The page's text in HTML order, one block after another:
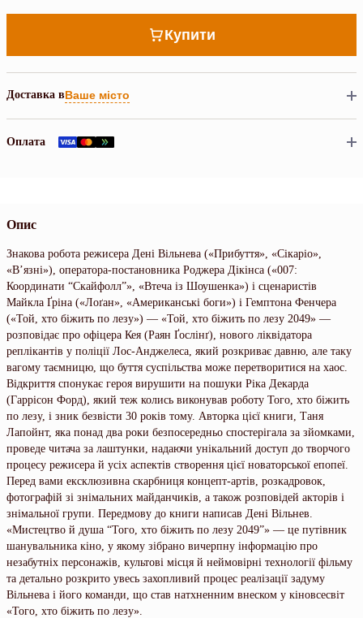
Купити
Доставка вВаше місто
Оплата
Опис
Знакова робота режисера Дені Вільнева («Прибуття», «Сікаріо»,
«В’язні»), оператора-постановника Роджера Дікінса («007:
Координати “Скайфолл”», «Втеча із Шоушенка») і сценаристів
Майкла Ґріна («Лоґан», «Американські боги») і Гемптона Фенчера
(«Той, хто біжить по лезу») — «Той, хто біжить по лезу 2049» —
розповідає про офіцера Кея (Раян Ґослінґ), нового ліквідатора
реплікантів у поліції Лос-Анджелеса, який розкриває давню, але таку
вагому таємницю, що буття суспільства може перетворитися на хаос.
Відкриття спонукає героя вирушити на пошуки Ріка Декарда
(Гаррісон Форд), який теж колись виконував роботу Того, хто біжить
по лезу, і зник безвісти 30 років тому. Авторка цієї книги, Таня
Лапойнт, яка понад два роки безпосередньо спостерігала за зйомками,
проведе читача за лаштунки, надаючи унікальний доступ до творчого
процесу режисера й усіх аспектів створення цієї новаторської епопеї.
Перед вами ексклюзивна скарбниця концепт-артів, розкадровок,
фотографій зі знімальних майданчиків, а також розповідей акторів і
знімальної групи. Передмову до книги написав Дені Вільнев.
«Мистецтво й душа “Того, хто біжить по лезу 2049”» — це путівник
шанувальника кіно, у якому зібрано вичерпну інформацію про
незабутніх персонажів, культові місця й неймовірні технології фільму
та детально розкрито увесь захопливий процес реалізації задуму
Вільнева і його команди, що став натхненним внеском у кіновсесвіт
«Того, хто біжить по лезу».